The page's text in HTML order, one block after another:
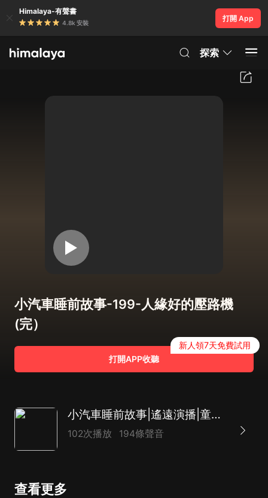
Himalaya-有聲書
4.8k 安裝
打開 App
探索
小汽車睡前故事-199-人緣好的壓路機
(完）
打開APP收聽
新人領7天免費試用
小汽車睡前故事|遙遠演播|童話的奇幻世界
102次播放 194條聲音
查看更多